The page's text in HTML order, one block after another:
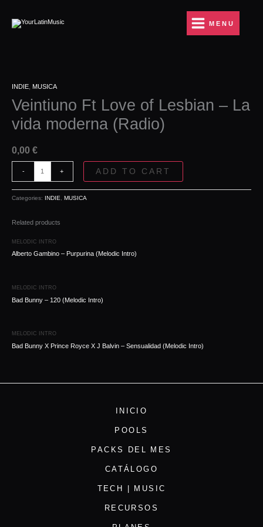
contenido
MENU
INDIE MUSICA
Veintiuno Ft Love of Lesbian – La
vida moderna (Radio)
0,00 €
-
Ft
Love
of
Lesbian
La
moderna
(Radio)
+ ADD TO CART
Categories: INDIE, MUSICA
Related products
MELODIC INTRO
Alberto Gambino – Purpurina (Melodic Intro)
MELODIC INTRO
Bad Bunny – 120 (Melodic Intro)
MELODIC INTRO
Bad Bunny X Prince Royce X J Balvin – Sensualidad (Melodic Intro)
INICIO
POOLS
PACKS DEL MES
CATÁLOGO
TECH | MUSIC
RECURSOS
-
quantity